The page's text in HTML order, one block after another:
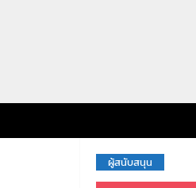
ผู้สนับสนุน